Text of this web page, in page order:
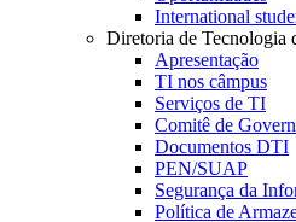
International
Diretoria de Tecnologia
Apresentação
TI nos câmpus
Serviços de TI
Comitê de
Documentos DTI
PEN/SUAP
Segurança da
Política de